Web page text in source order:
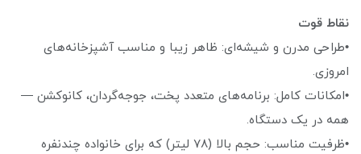
نقاط قوت
•طراحی مدرن و شیشه‌ای: ظاهر زیبا و مناسب آشپزخانه‌های
امروزی.
•امکانات کامل: برنامه‌های متعدد پخت، جوجه‌گردان، کانوکشن —
همه در یک دستگاه.
•ظرفیت مناسب: حجم بالا (۷۸ لیتر) که برای خانواده چندنفره